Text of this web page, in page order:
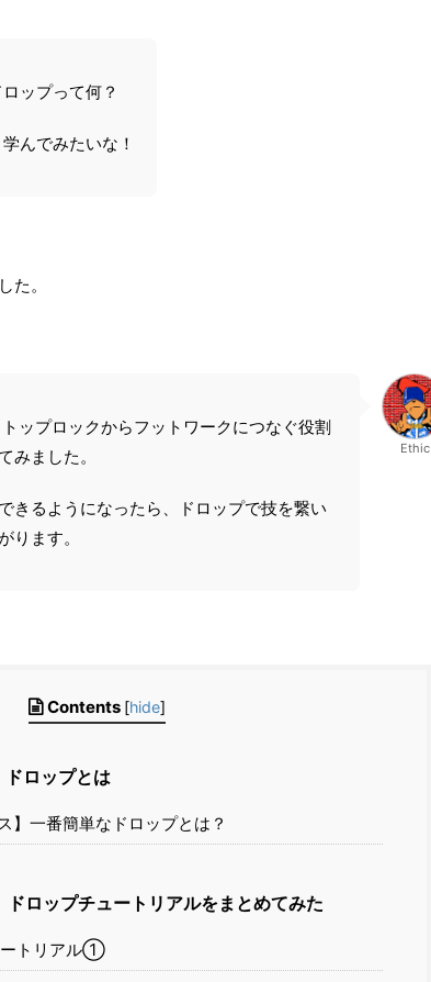
ップって何？
んでみたいな！
た。
ップロックからフットワークにつなぐ役割
みました。
きるようになったら、ドロップで技を繋い
ります。
Ethic
Contents [hide]
ドロップとは
】一番簡単なドロップとは？
ドロップチュートリアルをまとめてみた
ートリアル①